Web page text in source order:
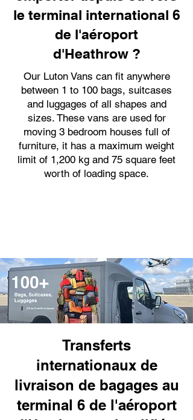
le terminal international 6
de l'aéroport
d'Heathrow ?
Our Luton Vans can fit anywhere
between 1 to 100 bags, suitcases
and luggages of all shapes and
sizes. These vans are used for
moving 3 bedroom houses full of
furniture, it has a maximum weight
limit of 1,200 kg and 75 square feet
worth of loading space.
Transferts
internationaux de
livraison de bagages au
terminal 6 de l'aéroport